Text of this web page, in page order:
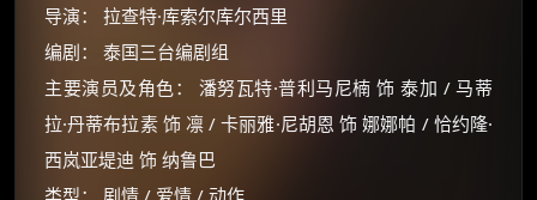
导演： 拉查特·库索尔库尔西里
编剧： 泰国三台编剧组
主要演员及角色： 潘努瓦特·普利马尼楠 饰 泰加 / 马蒂
拉·丹蒂布拉素 饰 凛 / 卡丽雅·尼胡恩 饰 娜娜帕 / 恰约隆·
西岚亚堤迪 饰 纳鲁巴